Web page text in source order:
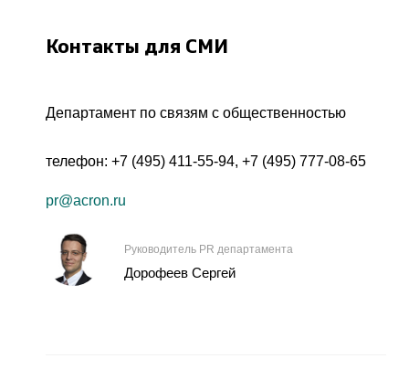
Контакты для СМИ
Департамент по связям с общественностью
телефон: +7 (495) 411-55-94, +7 (495) 777-08-65
pr@acron.ru
Руководитель PR департамента
Дорофеев Сергей